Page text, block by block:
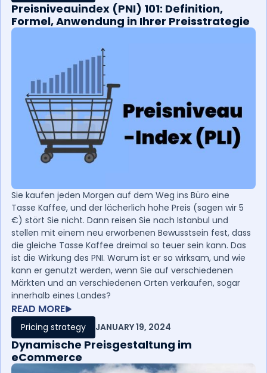
Preisniveauindex (PNI) 101: Definition,
Formel, Anwendung in Ihrer Preisstrategie
Sie kaufen jeden Morgen auf dem Weg ins Büro eine
Tasse Kaffee, und der lächerlich hohe Preis (sagen wir 5
€) stört Sie nicht. Dann reisen Sie nach Istanbul und
stellen mit einem neu erworbenen Bewusstsein fest, dass
die gleiche Tasse Kaffee dreimal so teuer sein kann. Das
ist die Wirkung des PNI. Warum ist er so wirksam, und wie
kann er genutzt werden, wenn Sie auf verschiedenen
Märkten und an verschiedenen Orten verkaufen, sogar
innerhalb eines Landes?
READ MORE
Pricing strategy JANUARY 19, 2024
Dynamische Preisgestaltung im
eCommerce